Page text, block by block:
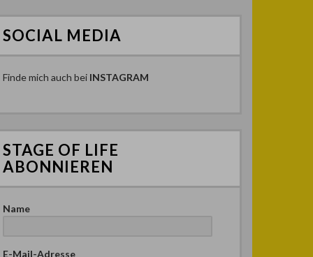
SOCIAL MEDIA
Finde mich auch bei INSTAGRAM
STAGE OF LIFE
ABONNIEREN
Name
E-Mail-Adresse